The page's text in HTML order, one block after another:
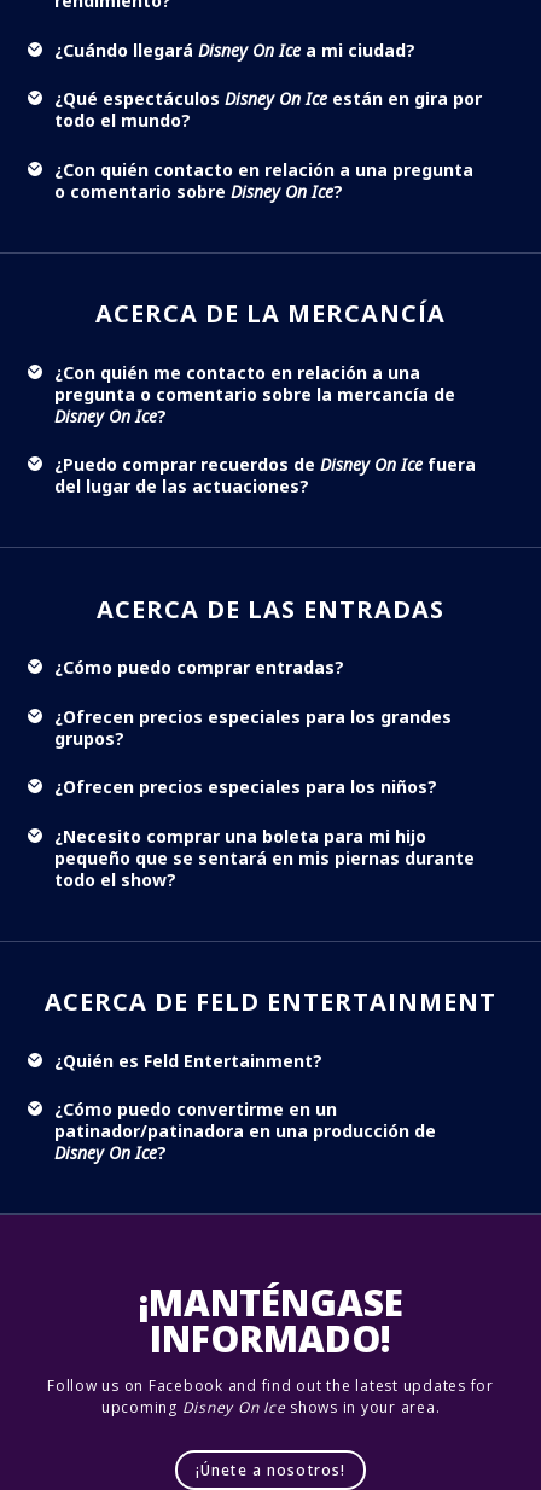
¿Cuándo llegará Disney On Ice a mi ciudad?
¿Qué espectáculos Disney On Ice están en gira por
todo el mundo?
¿Con quién contacto en relación a una pregunta
o comentario sobre Disney On Ice?
ACERCA DE LA MERCANCÍA
¿Con quién me contacto en relación a una
pregunta o comentario sobre la mercancía de
Disney On Ice?
¿Puedo comprar recuerdos de Disney On Ice fuera
del lugar de las actuaciones?
ACERCA DE LAS ENTRADAS
¿Cómo puedo comprar entradas?
¿Ofrecen precios especiales para los grandes
grupos?
¿Ofrecen precios especiales para los niños?
¿Necesito comprar una boleta para mi hijo
pequeño que se sentará en mis piernas durante
todo el show?
ACERCA DE FELD ENTERTAINMENT
¿Quién es Feld Entertainment?
¿Cómo puedo convertirme en un
patinador/patinadora en una producción de
Disney On Ice?
¡MANTÉNGASE
INFORMADO!
Follow us on Facebook and find out the latest updates for
upcoming Disney On Iceshows in your area.
¡Únete a nosotros!